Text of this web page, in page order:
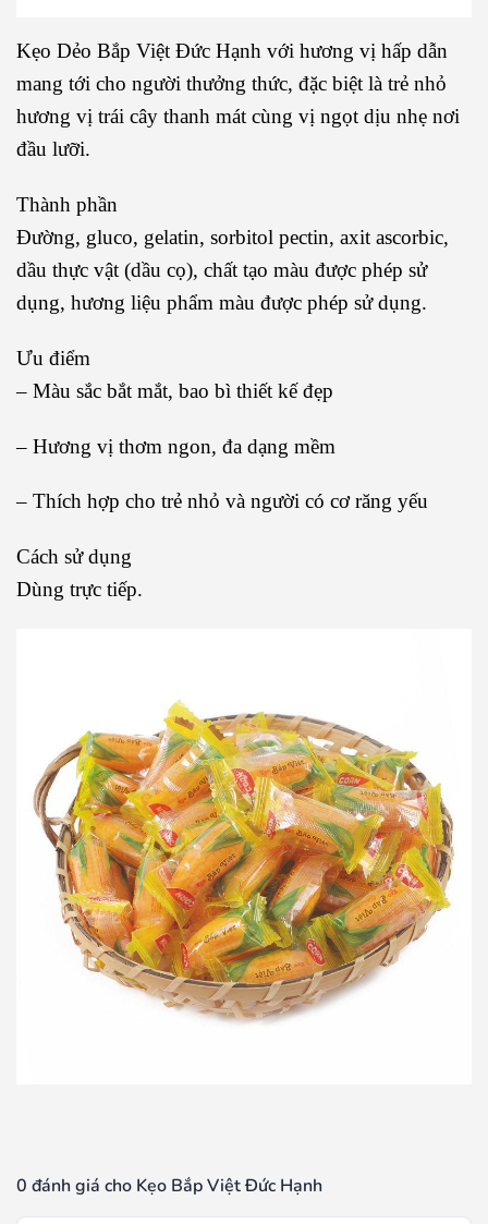
Kẹo Dẻo Bắp Việt Đức Hạnh với hương vị hấp dẫn
mang tới cho người thưởng thức, đặc biệt là trẻ nhỏ
hương vị trái cây thanh mát cùng vị ngọt dịu nhẹ nơi
đầu lưỡi.
Thành phần
Đường, gluco, gelatin, sorbitol pectin, axit ascorbic,
dầu thực vật (dầu cọ), chất tạo màu được phép sử
dụng, hương liệu phẩm màu được phép sử dụng.
Ưu điểm
– Màu sắc bắt mắt, bao bì thiết kế đẹp
– Hương vị thơm ngon, đa dạng mềm
– Thích hợp cho trẻ nhỏ và người có cơ răng yếu
Cách sử dụng
Dùng trực tiếp.
0 đánh giá cho Kẹo Bắp Việt Đức Hạnh